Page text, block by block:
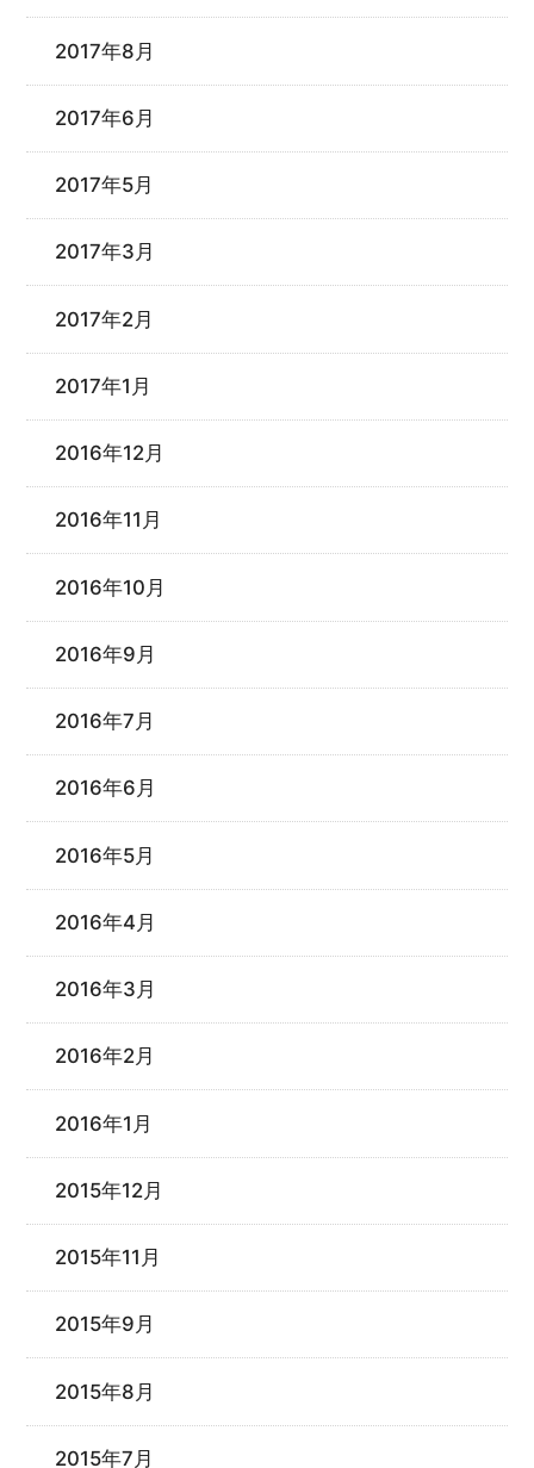
2017年8月
2017年6月
2017年5月
2017年3月
2017年2月
2017年1月
2016年12月
2016年11月
2016年10月
2016年9月
2016年7月
2016年6月
2016年5月
2016年4月
2016年3月
2016年2月
2016年1月
2015年12月
2015年11月
2015年9月
2015年8月
2015年7月